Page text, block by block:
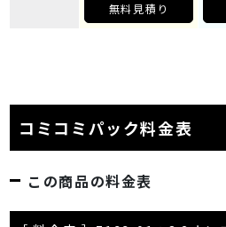
無料見積り
コミコミパック料金表
この商品の料金表